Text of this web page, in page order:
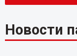
Новости